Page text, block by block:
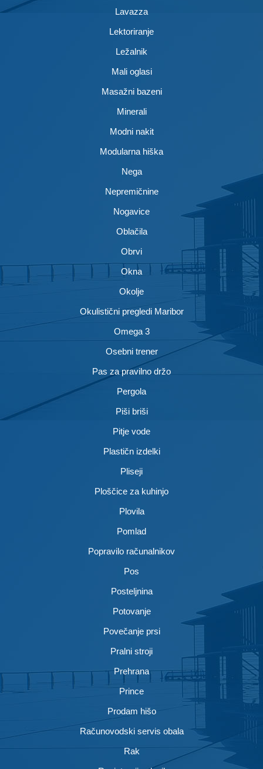
Lavazza
Lektoriranje
Ležalnik
Mali oglasi
Masažni bazeni
Minerali
Modni nakit
Modularna hiška
Nega
Nepremičnine
Nogavice
Oblačila
Obrvi
Okna
Okolje
Okulistični pregledi Maribor
Omega 3
Osebni trener
Pas za pravilno držo
Pergola
Piši briši
Pitje vode
Plastičn izdelki
Pliseji
Ploščice za kuhinjo
Plovila
Pomlad
Popravilo računalnikov
Pos
Posteljnina
Potovanje
Povečanje prsi
Pralni stroji
Prehrana
Prince
Prodam hišo
Računovodski servis obala
Rak